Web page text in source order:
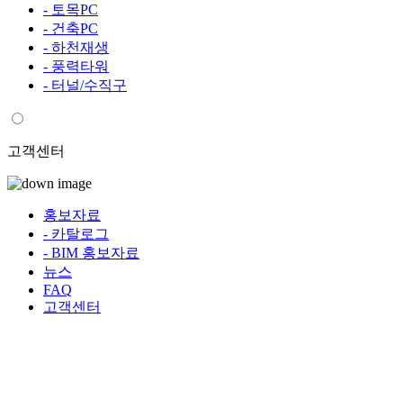
- 토목PC
- 건축PC
- 하천재생
- 풍력타워
- 터널/수직구
고객센터
홍보자료
- 카탈로그
- BIM 홍보자료
뉴스
FAQ
고객센터